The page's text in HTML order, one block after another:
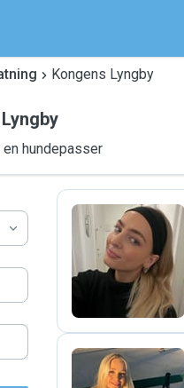
Kongens Lyngby
hundepasser
K